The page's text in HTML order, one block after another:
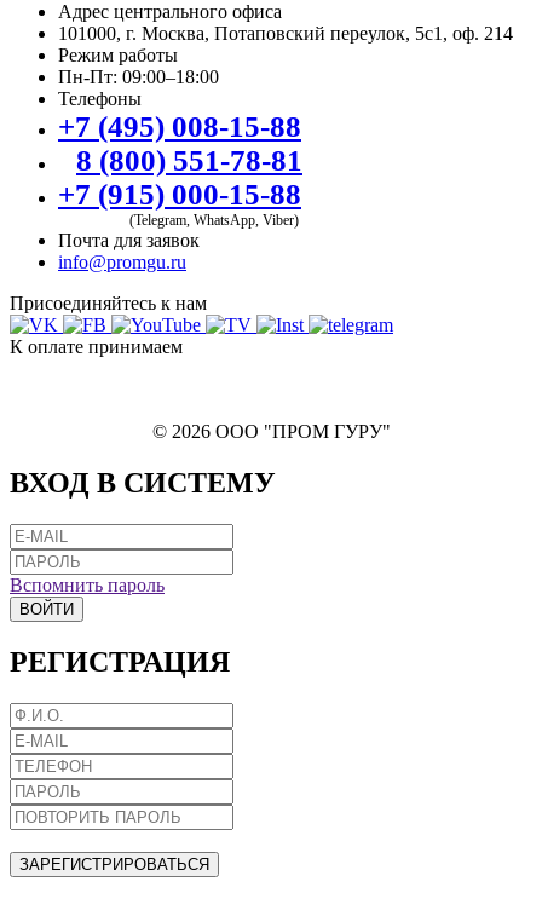
Адрес центрального офиса
101000, г. Москва, Потаповский переулок, 5с1, оф. 214
Режим работы
Пн-Пт: 09:00–18:00
Телефоны
+7 (495) 008-15-88
8 (800) 551-78-81
+7 (915) 000-15-88
(Telegram, WhatsApp, Viber)
Почта для заявок
info@promgu.ru
Присоединяйтесь к нам
К оплате принимаем
© 2026 ООО "ПРОМ ГУРУ"
ВХОД В СИСТЕМУ
Вспомнить пароль
ВОЙТИ
РЕГИСТРАЦИЯ
ЗАРЕГИСТРИРОВАТЬСЯ